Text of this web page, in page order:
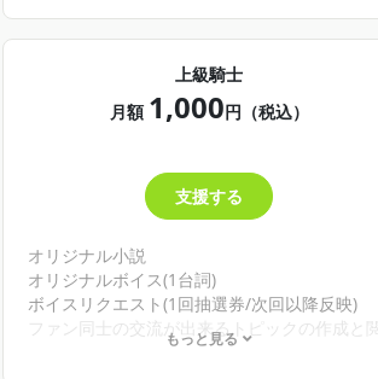
上級騎士
月額 1,000円（税込）
支援する
オリジナル小説
オリジナルボイス(1台詞)
ボイスリクエスト(1回抽選券/次回以降反映)
ファン同士の交流が出来るトピックの作成と閲
もっと見る